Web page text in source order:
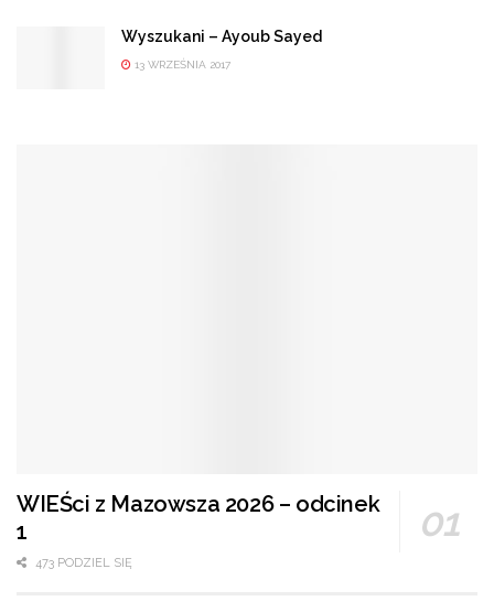
Wyszukani – Ayoub Sayed
13 WRZEŚNIA 2017
WIEŚci z Mazowsza 2026 – odcinek
1
473 PODZIEL SIĘ